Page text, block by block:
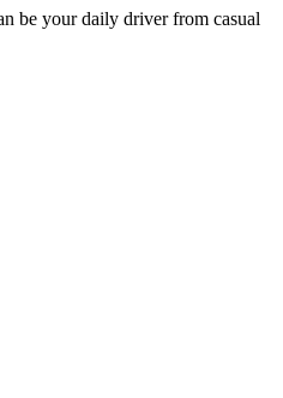
be your daily driver from casual